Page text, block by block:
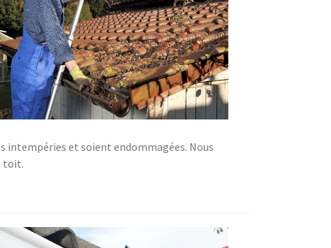
intempéries et soient endommagées. Nous
toit.